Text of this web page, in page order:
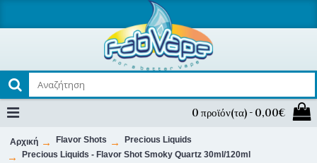
0 προϊόν(τα) - 0,00€
Αρχική Flavor Shots
Precious Liquids
Precious Liquids - Flavor Shot Smoky Quartz 30ml/120ml